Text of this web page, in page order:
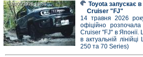
28/05/2026 13:31
28/05/2026 13:31
Toyota запускає в
Cruiser "FJ"
14 травня 2026
офіційно
Cruiser "FJ" в
в актуальній
250 та 70 Series)